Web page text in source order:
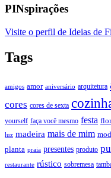
PINspirações
Visite o perfil de Ideias de
Tags
amigos amor aniversário arquitetura
cores cores de sexta
yourself faça você mesmo festa flor
luz madeira mais de mim
planta praia presentes produto
restaurante rústico sobremesa